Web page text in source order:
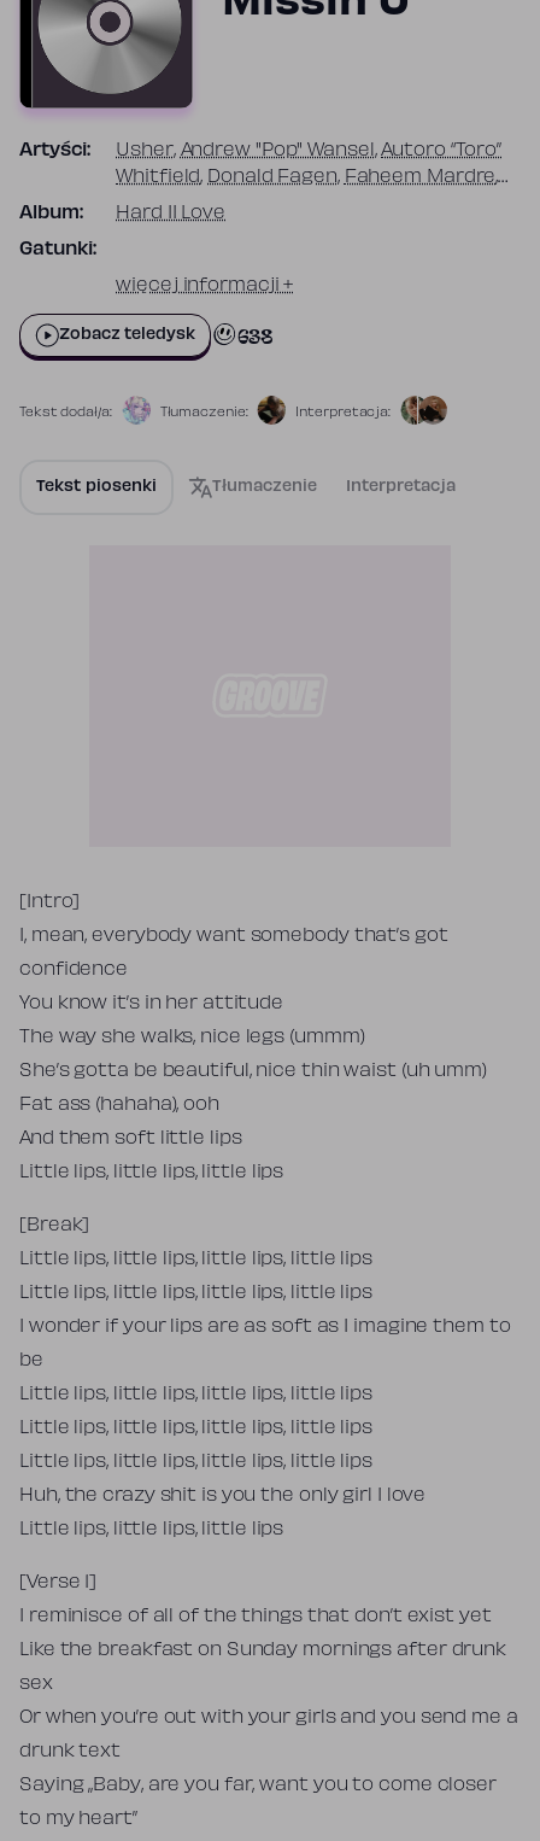
Artyści: Usher, Andrew "Pop" Wansel ,Autoro “Toro”
Whitfield, Donald Fagen, Faheem Mardre,
Oak,Robert Calloway
Album: Hard II Love
Gatunki:
więcej informacji +
Zobacz teledysk 638
Tekst dodał/a: Tłumaczenie: Interpretacja:
Tekst piosenki Tłumaczenie Interpretacja
Tekst piosenki
[Intro]
I, mean, everybody want somebody that’s got
confidence
You know it’s in her attitude
The way she walks, nice legs (ummm)
She’s gotta be beautiful, nice thin waist (uh umm)
Fat ass (hahaha), ooh
And them soft little lips
Little lips, little lips, little lips
[Break]
Little lips, little lips, little lips, little lips
Little lips, little lips, little lips, little lips
I wonder if your lips are as soft as I imagine them to
be
Little lips, little lips, little lips, little lips
Little lips, little lips, little lips, little lips
Little lips, little lips, little lips, little lips
Huh, the crazy shit is you the only girl I love
Little lips, little lips, little lips
[Verse 1]
I reminisce of all of the things that don’t exist yet
Like the breakfast on Sunday mornings after drunk
sex
Or when you’re out with your girls and you send me a
drunk text
Saying „Baby, are you far, want you to come closer
to my heart”